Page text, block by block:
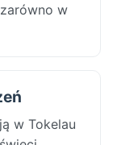
w
w Tokelau